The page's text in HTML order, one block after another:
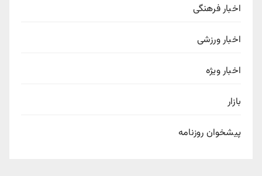
اخبار فرهنگی
اخبار ورزشی
اخبار ویژه
بازار
پیشخوان روزنامه